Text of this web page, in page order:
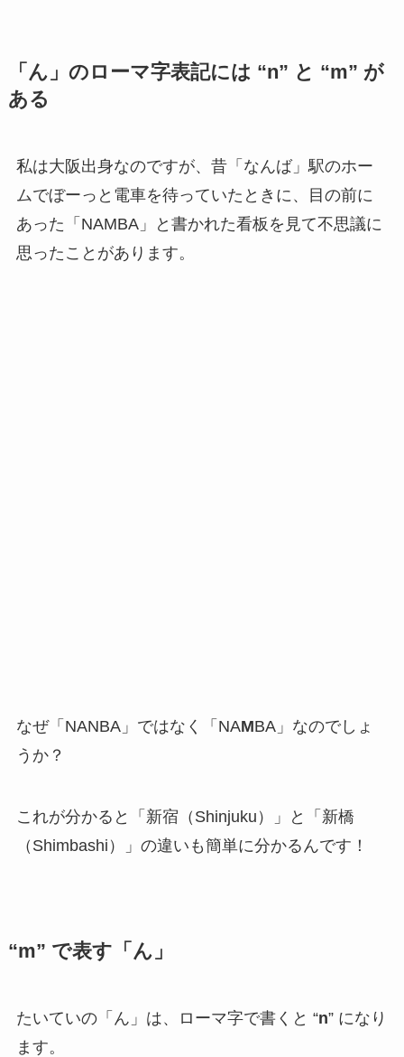
「ん」のローマ字表記には “n” と “m” が
ある
私は大阪出身なのですが、昔「なんば」駅のホー
ムでぼーっと電車を待っていたときに、目の前に
あった「NAMBA」と書かれた看板を見て不思議に
思ったことがあります。
なぜ「NANBA」ではなく「NAMBA」なのでしょ
うか？
これが分かると「新宿（Shinjuku）」と「新橋
（Shimbashi）」の違いも簡単に分かるんです！
“m” で表す「ん」
たいていの「ん」は、ローマ字で書くと “n” になり
ます。